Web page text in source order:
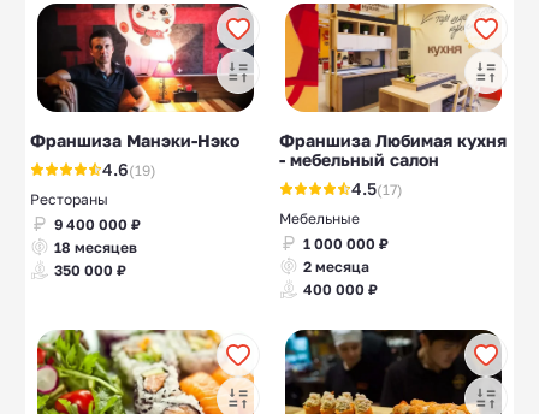
Франшиза Манэки-Нэко
4.6(19)
Рестораны
9 400 000 ₽
18 месяцев
350 000 ₽
Франшиза Любимая кухня
- мебельный салон
4.5(17)
Мебельные
1 000 000 ₽
2 месяца
400 000 ₽